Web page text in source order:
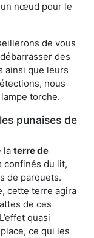
un nœud pour le
de vous
des
ainsi que leurs
nous
torche.
punaises de
la terre de
confinés du lit,
de parquets.
cette terre agira
de ces
quasi
ce qui les